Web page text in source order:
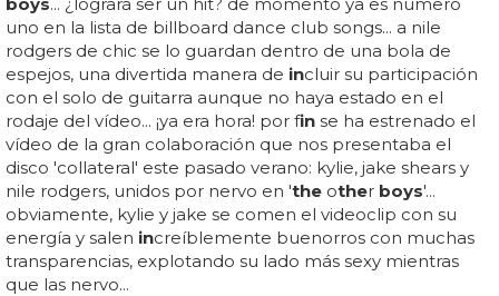
uno en la lista de billboard dance club songs... a nile
rodgers de chic se lo guardan dentro de una bola de
espejos, una divertida manera de incluir su participación
con el solo de guitarra aunque no haya estado en el
rodaje del vídeo... ¡ya era hora! por fin se ha estrenado el
vídeo de la gran colaboración que nos presentaba el
disco 'collateral' este pasado verano: kylie, jake shears y
nile rodgers, unidos por nervo en 'the other boys'...
obviamente, kylie y jake se comen el videoclip con su
energía y salen increíblemente buenorros con muchas
transparencias, explotando su lado más sexy mientras
que las nervo...